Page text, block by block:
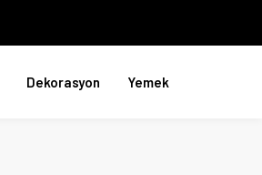
Dekorasyon Yemek